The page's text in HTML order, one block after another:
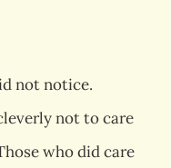
not notice.
not to care
who did care